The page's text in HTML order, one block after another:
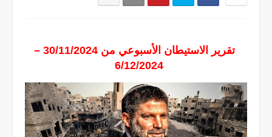
تقرير الاستيطان الأسبوعي من 30/11/2024 –
6/12/2024